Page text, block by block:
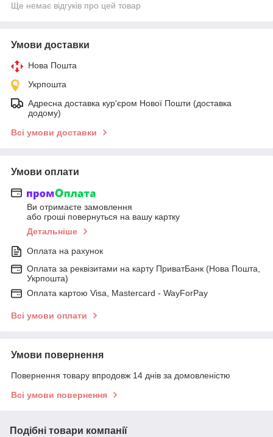
Ще немає відгуків про цей товар
Умови доставки
Нова Пошта
Укрпошта
Адресна доставка кур'єром Нової Пошти (доставка
додому)
Всі умови доставки
Умови оплати
Ви отримаєте замовлення
або гроші повернуться на вашу картку
Детальніше
Оплата на рахунок
Оплата за реквізитами на карту ПриватБанк (Нова Пошта,
Укрпошта)
Оплата картою Visa, Mastercard - WayForPay
Всі умови оплати
Умови повернення
Повернення товару впродовж 14 днів за домовленістю
Всі умови повернення
Подібні товари компанії